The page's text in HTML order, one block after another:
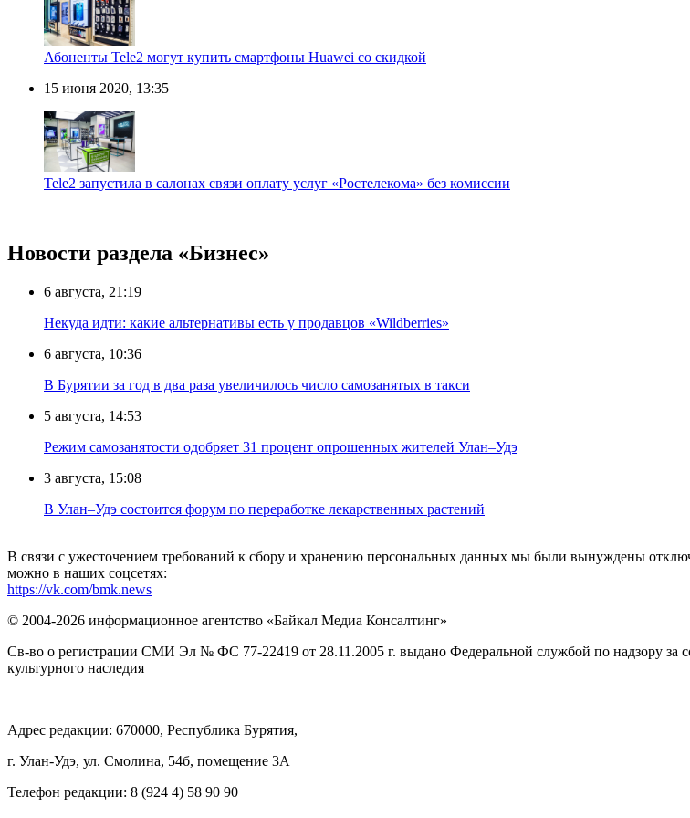
Абоненты Tele2 могут купить смартфоны Huawei со скидкой
15 июня 2020, 13:35
Tele2 запустила в салонах связи оплату услуг «Ростелекома» без комиссии
Новости раздела «Бизнес»
6 августа, 21:19
Некуда идти: какие альтернативы есть у продавцов «Wildberries»
6 августа, 10:36
В Бурятии за год в два раза увеличилось число самозанятых в такси
5 августа, 14:53
Режим самозанятости одобряет 31 процент опрошенных жителей Улан–Удэ
3 августа, 15:08
В Улан–Удэ состоится форум по переработке лекарственных растений
В связи с ужесточением требований к сбору и хранению персональных данных мы были вынуждены
можно в наших соцсетях:
https://vk.com/bmk.news
© 2004-2026 информационное агентство «Байкал Медиа Консалтинг»
Св-во о регистрации СМИ Эл № ФС 77-22419 от 28.11.2005 г. выдано Федеральной службой по надзору за
культурного наследия
Адрес редакции: 670000, Республика Бурятия,
г. Улан-Удэ, ул. Смолина, 54б, помещение 3А
Телефон редакции: ‎‎8 (924 4) 58 90 90